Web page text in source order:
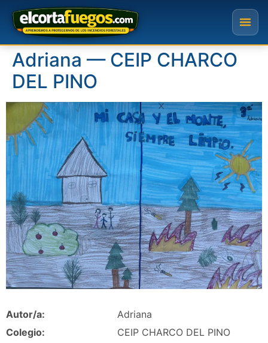
Adriana — CEIP CHARCO
DEL PINO
Autor/a:
Adriana
Colegio:
CEIP CHARCO DEL PINO